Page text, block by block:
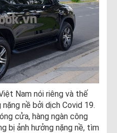
Nam nói riêng và thế
nề bởi dịch Covid 19.
cửa, hàng ngàn công
bị ảnh hưởng nặng nề, tìm